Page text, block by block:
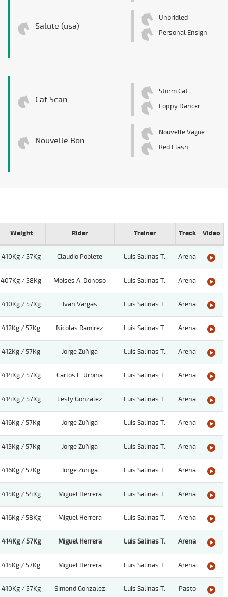
Salute (usa)
Unbridled
Personal Ensign
Cat Scan
Storm Cat
Foppy Dancer
Nouvelle Bon
Nouvelle Vague
Red Flash
Weight Rider Trainer Track Video
410Kg / 57Kg Claudio Poblete Luis Salinas T. Arena
407Kg / 58Kg Moises A. Donoso Luis Salinas T. Arena
410Kg / 57Kg Ivan Vargas Luis Salinas T. Arena
412Kg / 57Kg Nicolas Ramirez Luis Salinas T. Arena
412Kg / 57Kg Jorge Zuñiga Luis Salinas T. Arena
414Kg / 57Kg Carlos E. Urbina Luis Salinas T. Arena
414Kg / 57Kg Lesly Gonzalez Luis Salinas T. Arena
416Kg / 57Kg Jorge Zuñiga Luis Salinas T. Arena
415Kg / 57Kg Jorge Zuñiga Luis Salinas T. Arena
416Kg / 57Kg Jorge Zuñiga Luis Salinas T. Arena
415Kg / 54Kg Miguel Herrera Luis Salinas T. Arena
416Kg / 58Kg Miguel Herrera Luis Salinas T. Arena
414Kg / 57Kg Miguel Herrera Luis Salinas T. Arena
415Kg / 57Kg Miguel Herrera Luis Salinas T. Arena
410Kg / 57Kg Simond Gonzalez Luis Salinas T. Pasto